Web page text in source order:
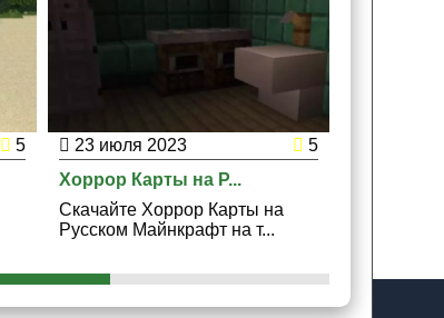
5
23 июля 2023
5
Хоррор Карты на Р...
Скачайте Хоррор Карты на
Русском Майнкрафт на т...